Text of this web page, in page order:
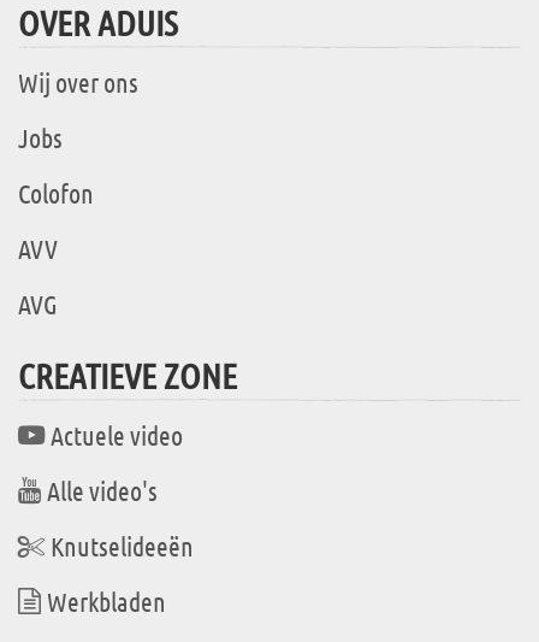
OVER ADUIS
Wij over ons
Jobs
Colofon
AVV
AVG
CREATIEVE ZONE
Actuele video
Alle video's
Knutselideeën
Werkbladen